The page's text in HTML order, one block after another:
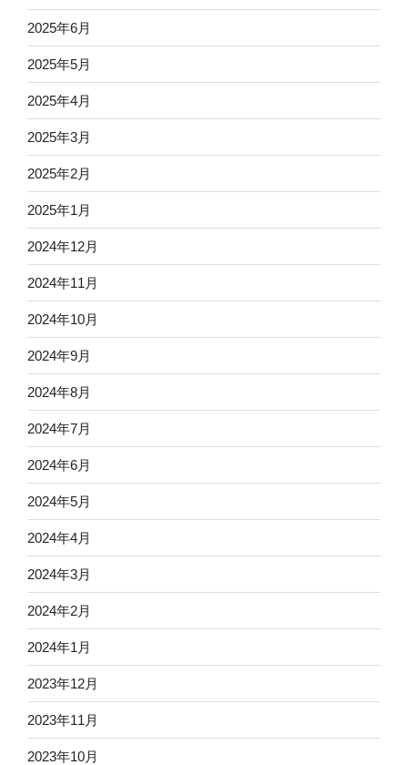
2025年6月
2025年5月
2025年4月
2025年3月
2025年2月
2025年1月
2024年12月
2024年11月
2024年10月
2024年9月
2024年8月
2024年7月
2024年6月
2024年5月
2024年4月
2024年3月
2024年2月
2024年1月
2023年12月
2023年11月
2023年10月